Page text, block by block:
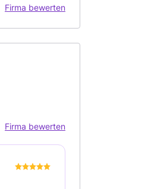
Firma bewerten
Firma bewerten